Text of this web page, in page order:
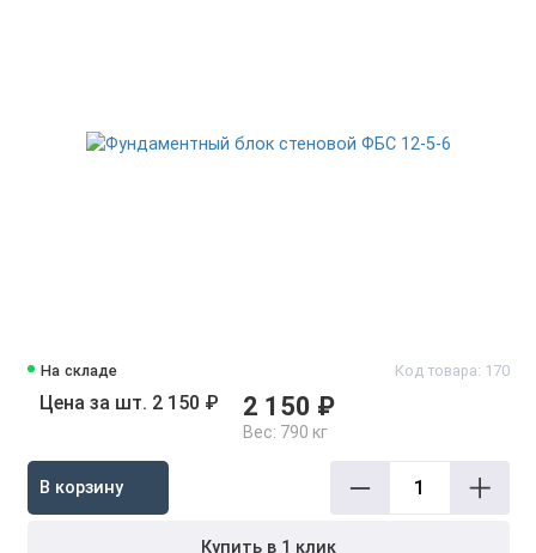
На складе Код товара: 170
Цена за шт. 2 150 ₽ 2 150 ₽
Вес: 790 кг
В корзину
Купить в 1 клик